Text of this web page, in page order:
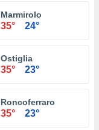
Marmirolo
35° 24°
Ostiglia
35° 23°
Roncoferraro
35° 23°